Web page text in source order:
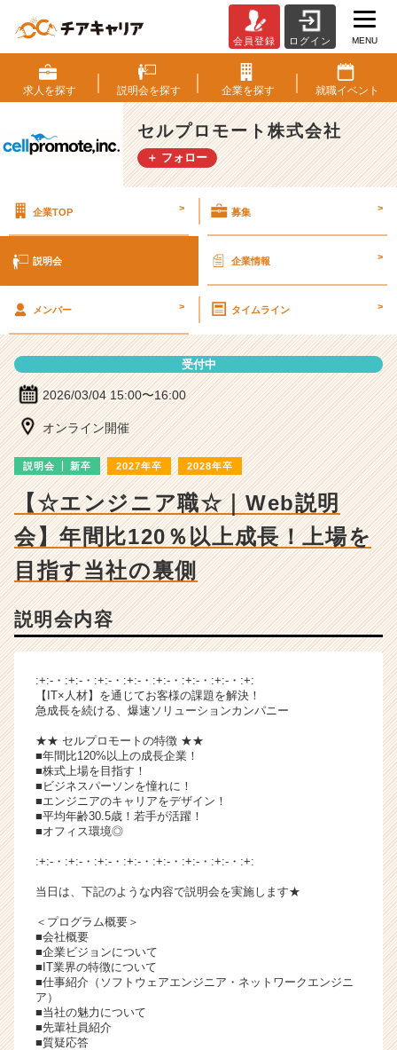
ル
プ
ロ
モ
ー
ト
社
明
ン
ー・
成
長
企
業
か
ら
届
く
就
活
サ
ト
チ
ャ
リ
e
e
会員登録 ログイン MENU
求人を探す 説明会を探す 企業を探す 就職イベント
セルプロモート株式会社
＋ フォロー
企業TOP > 募集 >
説明会 企業情報 >
メンバー > タイムライン >
受付中
2026/03/04 15:00〜16:00
オンライン開催
説明会 新卒 2027年卒 2028年卒
【☆エンジニア職☆｜Web説明
会】年間比120％以上成長！上場を
目指す当社の裏側
説明会内容
:+:-・:+:-・:+:-・:+:-・:+:-・:+:-・:+:-・:+:
【IT×人材】を通じてお客様の課題を解決！
急成長を続ける、爆速ソリューションカンパニー
★★ セルプロモートの特徴 ★★
■年間比120%以上の成長企業！
■株式上場を目指す！
■ビジネスパーソンを憧れに！
■エンジニアのキャリアをデザイン！
■平均年齢30.5歳！若手が活躍！
■オフィス環境◎
:+:-・:+:-・:+:-・:+:-・:+:-・:+:-・:+:-・:+:
当日は、下記のような内容で説明会を実施します★
＜プログラム概要＞
■会社概要
■企業ビジョンについて
■IT業界の特徴について
■仕事紹介（ソフトウェアエンジニア・ネットワークエンジニ
ア）
■当社の魅力について
■先輩社員紹介
■質疑応答